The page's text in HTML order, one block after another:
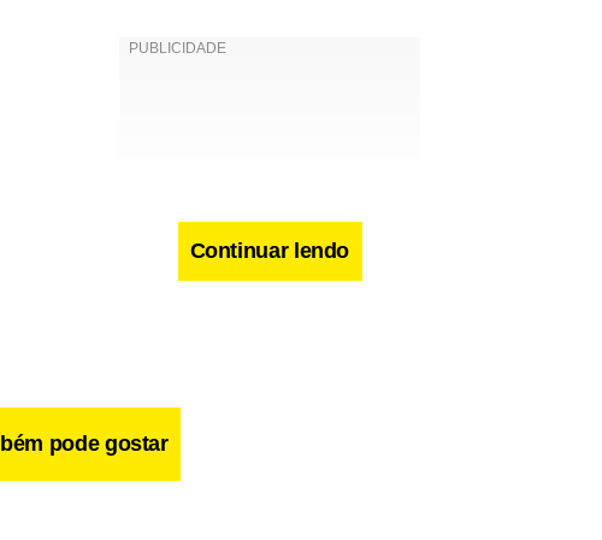
Continuar lendo
pode gostar